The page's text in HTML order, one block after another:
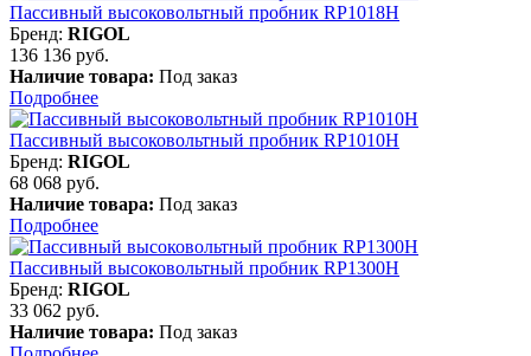
Пассивный высоковольтный пробник RP1018H
Бренд: RIGOL
136 136 руб.
Наличие товара: Под заказ
Подробнее
Пассивный высоковольтный пробник RP1010H
Бренд: RIGOL
68 068 руб.
Наличие товара: Под заказ
Подробнее
Пассивный высоковольтный пробник RP1300H
Бренд: RIGOL
33 062 руб.
Наличие товара: Под заказ